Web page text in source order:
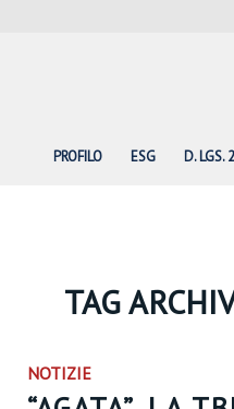
PROFILO ESG D. LGS.
TAG
NOTIZIE